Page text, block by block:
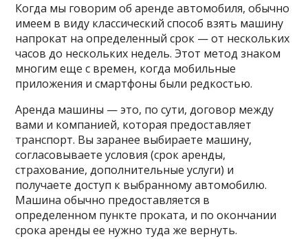
Когда мы говорим об аренде автомобиля, обычно
имеем в виду классический способ взять машину
напрокат на определенный срок — от нескольких
часов до нескольких недель. Этот метод знаком
многим еще с времен, когда мобильные
приложения и смартфоны были редкостью.
Аренда машины — это, по сути, договор между
вами и компанией, которая предоставляет
транспорт. Вы заранее выбираете машину,
согласовываете условия (срок аренды,
страхование, дополнительные услуги) и
получаете доступ к выбранному автомобилю.
Машина обычно предоставляется в
определенном пункте проката, и по окончании
срока аренды ее нужно туда же вернуть.